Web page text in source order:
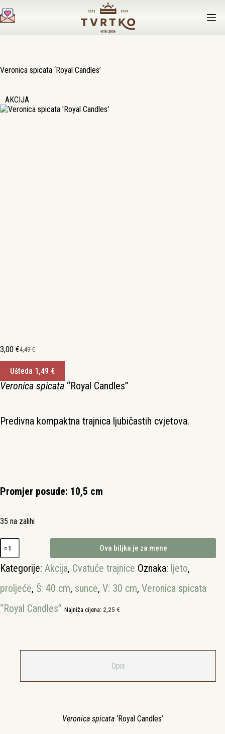
na
sadržaj
Veronica spicata ‘Royal Candles’
AKCIJA
4,49€
Izvorna
cijena
bila
je:
4,49 €.
3,00 €Trenutna
cijena
je:
3,00 €.
Ušteda 1,49 €
Veronica spicata “Royal Candles”
Predivna kompaktna trajnica ljubičastih cvjetova.
Promjer posude: 10,5 cm
35 na zalihi
Veronica
spicata
'Royal
Candles'
Ova biljka je za mene
Kategorije: Akcija, Cvatuće trajnice Oznaka: ljeto,
proljeće, Š: 40 cm, sunce, V: 30 cm, Veronica spicata
“Royal Candles” Najniža cijena: 2,25 €
Opis
Veronica spicata‘Royal Candles’